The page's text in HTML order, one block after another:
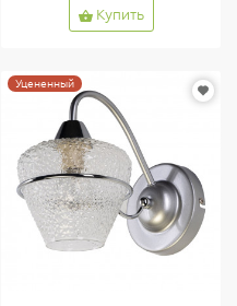
Купить
Уцененный